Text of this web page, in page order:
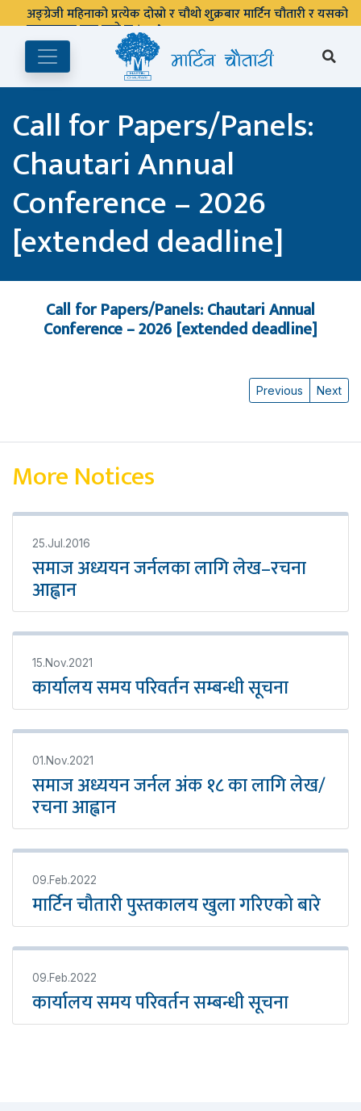
अङ्ग्रेजी महिनाको प्रत्येक दोस्रो र चौथो शुक्रबार मार्टिन चौतारी र यसको
पुस्तकालय बन्द रहने छ ।
Call for Papers/Panels:
Chautari Annual
Conference – 2026
[extended deadline]
Call for Papers/Panels: Chautari Annual
Conference – 2026 [extended deadline]
Previous Next
More Notices
25.Jul.2016
समाज अध्ययन जर्नलका लागि लेख–रचना
आह्वान
15.Nov.2021
कार्यालय समय परिवर्तन सम्बन्धी सूचना
01.Nov.2021
समाज अध्ययन जर्नल अंक १८ का लागि लेख/
रचना आह्वान
09.Feb.2022
मार्टिन चौतारी पुस्तकालय खुला गरिएको बारे
09.Feb.2022
कार्यालय समय परिवर्तन सम्बन्धी सूचना